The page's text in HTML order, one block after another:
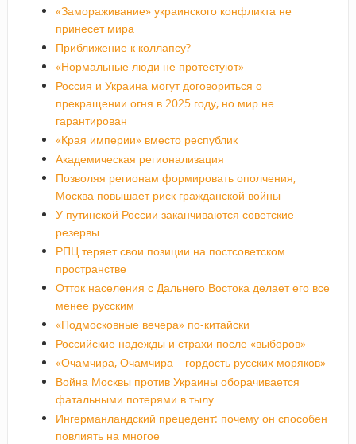
«Замораживание» украинского конфликта не
принесет мира
Приближение к коллапсу?
«Нормальные люди не протестуют»
Россия и Украина могут договориться о
прекращении огня в 2025 году, но мир не
гарантирован
«Края империи» вместо республик
Академическая регионализация
Позволяя регионам формировать ополчения,
Москва повышает риск гражданской войны
У путинской России заканчиваются советские
резервы
РПЦ теряет свои позиции на постсоветском
пространстве
Отток населения с Дальнего Востока делает его все
менее русским
«Подмосковные вечера» по-китайски
Российские надежды и страхи после «выборов»
«Очамчира, Очамчира – гордость русских моряков»
Война Москвы против Украины оборачивается
фатальными потерями в тылу
Ингерманландский прецедент: почему он способен
повлиять на многое